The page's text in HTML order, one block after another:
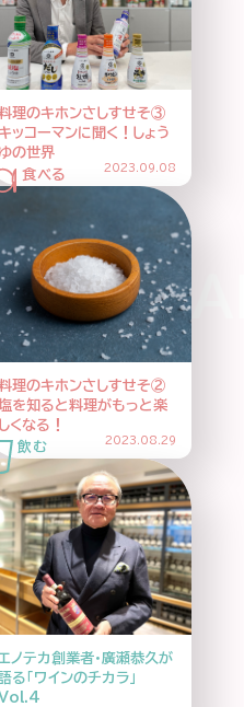
ウイスキー
特集2025
ヒのひと図鑑
エノテカ ノンアル
ARTICLE
チャンネル
理のキホンさしすせそ③
ッコーマンに聞く！しょう
ゆの世界
2023.09.08
理のキホンさしすせそ②
を知ると料理がもっと楽
しくなる！
2023.08.29
ノテカ創業者・廣瀬恭久が
る「ワインのチカラ」